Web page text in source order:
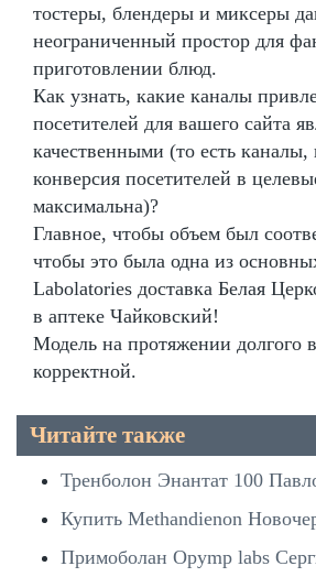
тостеры, блендеры и миксеры
неограниченный простор для
приготовлении блюд.
Как узнать, какие каналы
посетителей для вашего сайта
качественными (то есть
конверсия посетителей в
максимальна)?
Главное, чтобы объем был
чтобы это была одна из
Labolatories доставка Белая
в аптеке Чайковский!
Модель на протяжении долгого
корректной.
Читайте также
Тренболон Энантат 100
Купить Methandienon
Примоболан Opymp labs